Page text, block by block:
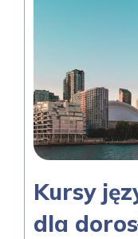
Kursy
dla